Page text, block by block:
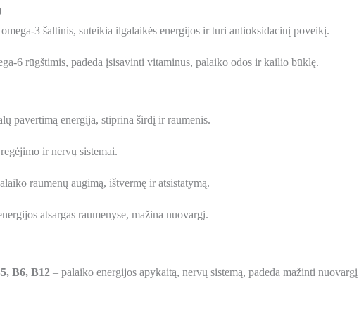
3 šaltinis, suteikia ilgalaikės energijos ir turi antioksidacinį poveikį.
6 rūgštimis, padeda įsisavinti vitaminus, palaiko odos ir kailio būklę.
pavertimą energija, stiprina širdį ir raumenis.
ir nervų sistemai.
raumenų augimą, ištvermę ir atsistatymą.
atsargas raumenyse, mažina nuovargį.
B6, B12– palaiko energijos apykaitą, nervų sistemą, padeda mažinti